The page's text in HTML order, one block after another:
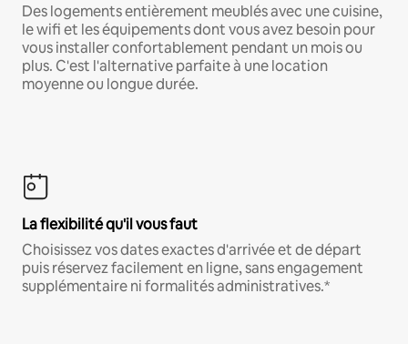
Des logements entièrement meublés avec une cuisine,
le wifi et les équipements dont vous avez besoin pour
vous installer confortablement pendant un mois ou
plus. C'est l'alternative parfaite à une location
moyenne ou longue durée.
La flexibilité qu'il vous faut
Choisissez vos dates exactes d'arrivée et de départ
puis réservez facilement en ligne, sans engagement
supplémentaire ni formalités administratives.*